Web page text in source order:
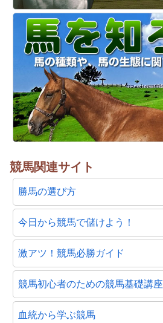
競馬関連サイト
勝馬の選び方
今日から競馬で儲けよう！
激アツ！競馬必勝ガイド
競馬初心者のための競馬基礎講座
血統から学ぶ競馬